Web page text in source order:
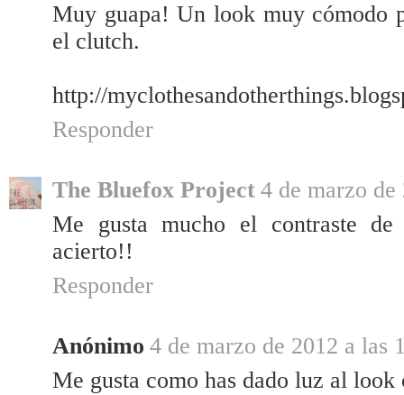
Muy guapa! Un look muy cómodo
el clutch.
http://
Responder
The Bluefox Project 4 de marzo de
Me gusta mucho el contraste
acierto!!
Responder
Anónimo 4 de marzo de 2012 a las
Me gusta como has dado luz al